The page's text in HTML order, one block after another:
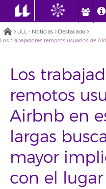
ULL - Noticias
Destacado
Los
remotos
Airbnb en
largas
mayor
con el lugar